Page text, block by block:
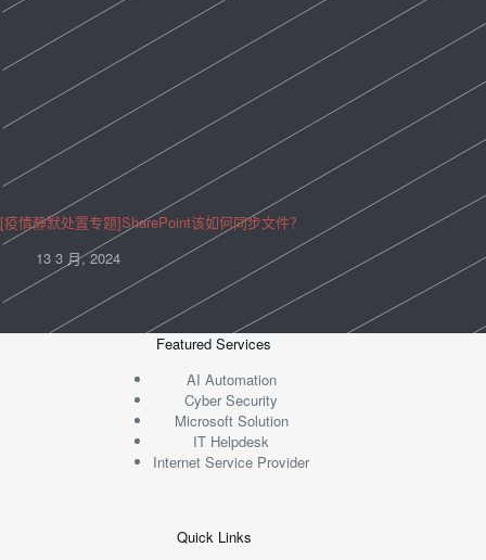
[疫情静默处置专题]SharePoint该如何同步文件？
13 3 月, 2024
Featured Services
AI Automation
Cyber Security
Microsoft Solution
IT Helpdesk
Internet Service Provider
Quick Links